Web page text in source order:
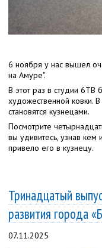
6 ноября у нас вышел
на Амуре".
В этот раз в студии 6ТВ
художественной ковки.
становятся кузнецами.
Посмотрите
вы удивитесь, узнав кем
привело его в кузнецу.
Тринадцатый
развития города
07.11.2025